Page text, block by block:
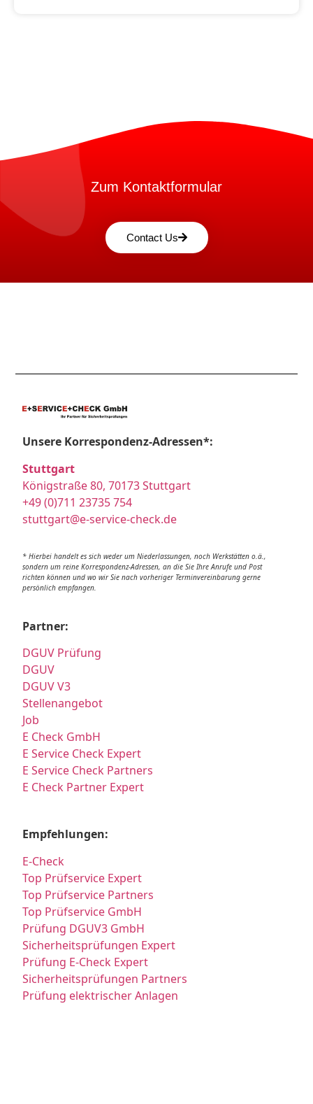
Zum Kontaktformular
Contact Us
Unsere Korrespondenz-Adressen*:
Stuttgart
Königstraße 80, 70173 Stuttgart
+49 (0)711 23735 754
stuttgart@e-service-check.de
* Hierbei handelt es sich weder um Niederlassungen, noch Werkstätten o.ä.,
sondern um reine Korrespondenz-Adressen, an die Sie Ihre Anrufe und Post
richten können und wo wir Sie nach vorheriger Terminvereinbarung gerne
persönlich empfangen.
Partner:
DGUV Prüfung
DGUV
DGUV V3
Stellenangebot
Job
E Check GmbH
E Service Check Expert
E Service Check Partners
E Check Partner Expert
Empfehlungen:
E-Check
Top Prüfservice Expert
Top Prüfservice Partners
Top Prüfservice GmbH
Prüfung DGUV3 GmbH
Sicherheitsprüfungen Expert
Prüfung E-Check Expert
Sicherheitsprüfungen Partners
Prüfung elektrischer Anlagen